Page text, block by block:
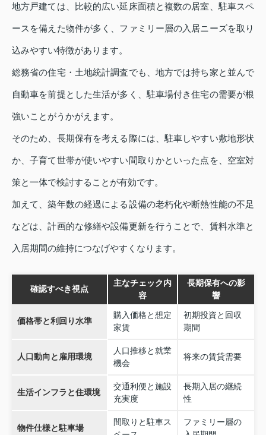
地方戸建ては、比較的広い延床面積と複数の居室、駐車スペ
ースを備えた物件が多く、ファミリー層の入居ニーズを取り
込みやすい特徴があります。
総務省の住宅・土地統計調査でも、地方では持ち家と並んで
自動車を前提とした生活が多く、駐車場付き住宅の需要が根
強いことがうかがえます。
そのため、長期保有を考える際には、駐車しやすい敷地形状
か、子育て世帯が使いやすい間取りかといった点を、空室対
策と一体で検討することが有効です。
加えて、築年数の経過による設備の老朽化や断熱性能の不足
などは、計画的な修繕や設備更新を行うことで、賃料水準と
入居期間の維持につなげやすくなります。
確認すべき視点
主なチェック内
容
長期保有への影
響
価格帯と利回り水準
購入価格と想定
家賃
初期投資と回収
期間
人口動向と雇用環境
人口推移と就業
機会
将来の賃貸需要
生活インフラと住環境
交通利便と施設
充実度
長期入居の継続
性
物件仕様と駐車場
間取りと駐車ス
ファミリー層の